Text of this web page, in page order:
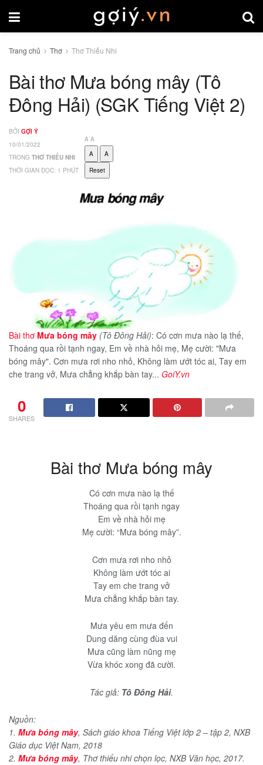
Trang chủ Thơ Thơ Thiếu Nhi
Bài thơ Mưa bóng mây (Tô
Đông Hải) (SGK Tiếng Việt 2)
BỞI GỢI Ý
10/01/2022
TRONG THƠ THIẾU NHI
THỜI GIAN ĐỌC: 1 PHÚT
A A
A
A
Reset
Bài thơ Mưa bóng mây (Tô Đông Hải): Có cơn mưa nào lạ thế,
Thoáng qua rồi tạnh ngay, Em về nhà hỏi mẹ, Mẹ cười: "Mưa
bóng mây". Cơn mưa rơi nho nhỏ, Không làm ướt tóc ai, Tay em
che trang vở, Mưa chẳng khắp bàn tay... GoiY.vn
0
SHARES
Bài thơ Mưa bóng mây
Có cơn mưa nào lạ thế
Thoáng qua rồi tạnh ngay
Em về nhà hỏi mẹ
Mẹ cười: “Mưa bóng mây”.
Cơn mưa rơi nho nhỏ
Không làm ướt tóc ai
Tay em che trang vở
Mưa chẳng khắp bàn tay.
Mưa yêu em mưa đến
Dung dăng cùng đùa vui
Mưa cũng làm nũng mẹ
Vừa khóc xong đã cười.
Tác giả: Tô Đông Hải.
Nguồn:
1. Mưa bóng mây, Sách giáo khoa Tiếng Việt lớp 2 – tập 2, NXB
Giáo dục Việt Nam, 2018
2. Mưa bóng mây, Thơ thiếu nhi chọn lọc, NXB Văn học, 2017.